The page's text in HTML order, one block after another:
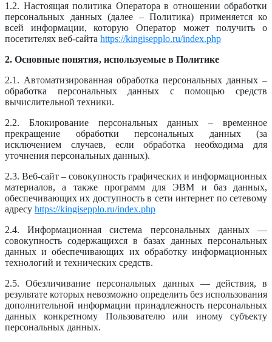
1.2. Настоящая политика Оператора в отношении обработки
персональных данных (далее – Политика) применяется ко
всей информации, которую Оператор может получить о
посетителях веб-сайта https://kingisepplo.ru/index.php
2. Основные понятия, используемые в Политике
2.1. Автоматизированная обработка персональных данных –
обработка персональных данных с помощью средств
вычислительной техники.
2.2. Блокирование персональных данных – временное
прекращение обработки персональных данных (за
исключением случаев, если обработка необходима для
уточнения персональных данных).
2.3. Веб-сайт – совокупность графических и информационных
материалов, а также программ для ЭВМ и баз данных,
обеспечивающих их доступность в сети интернет по сетевому
адресу https://kingisepplo.ru/index.php
2.4. Информационная система персональных данных —
совокупность содержащихся в базах данных персональных
данных и обеспечивающих их обработку информационных
технологий и технических средств.
2.5. Обезличивание персональных данных — действия, в
результате которых невозможно определить без использования
дополнительной информации принадлежность персональных
данных конкретному Пользователю или иному субъекту
персональных данных.